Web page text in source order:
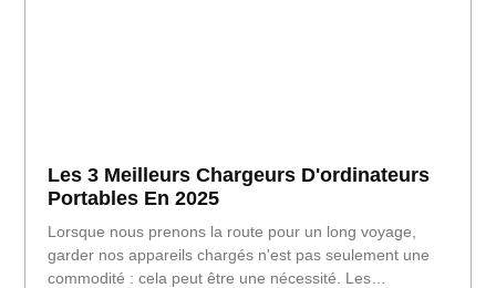
Les 3 Meilleurs Chargeurs D'ordinateurs
Portables En 2025
Lorsque nous prenons la route pour un long voyage,
garder nos appareils chargés n'est pas seulement une
commodité : cela peut être une nécessité. Les